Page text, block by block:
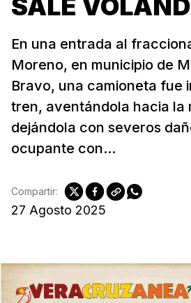
SALE
En una entrada al
Moreno, en municipio de
Bravo, una camioneta fue
tren, aventándola hacia la
dejándola con severos
ocupante con...
27 Agosto 2025
Compartir: